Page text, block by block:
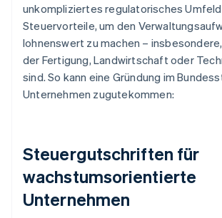
unkompliziertes regulatorisches
Steuervorteile, um den
lohnenswert zu machen –
der Fertigung, Landwirtschaft oder
sind. So kann eine Gründung im
Unternehmen zugutekommen:
Steuergutschriften für
wachstumsorientierte
Unternehmen